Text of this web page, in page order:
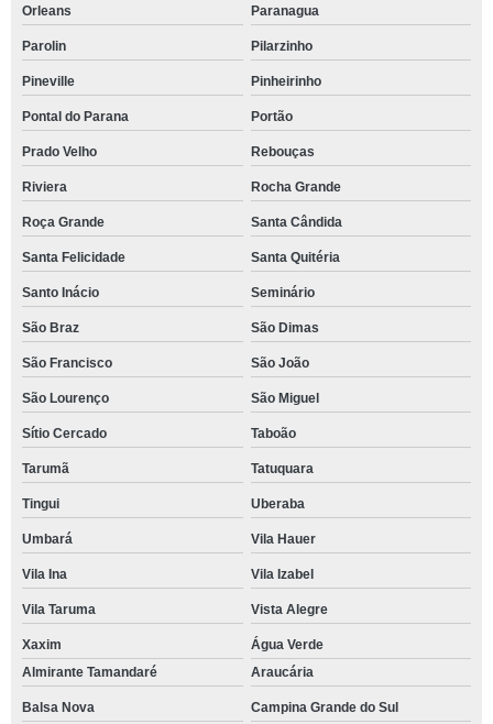
Orleans Paranagua
Parolin Pilarzinho
Pineville Pinheirinho
Pontal do Parana Portão
Prado Velho Rebouças
Riviera Rocha Grande
Roça Grande Santa Cândida
Santa Felicidade Santa Quitéria
Santo Inácio Seminário
São Braz São Dimas
São Francisco São João
São Lourenço São Miguel
Sítio Cercado Taboão
Tarumã Tatuquara
Tingui Uberaba
Umbará Vila Hauer
Vila Ina Vila Izabel
Vila Taruma Vista Alegre
Xaxim
Água Verde
Almirante Tamandaré
Araucária
Balsa Nova Campina Grande do Sul